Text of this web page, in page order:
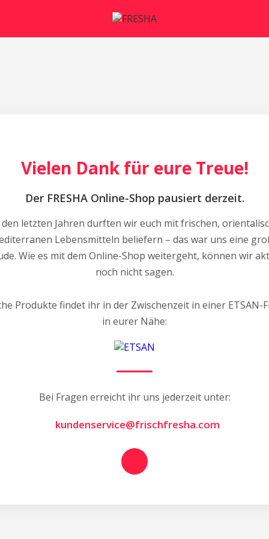
Vielen Dank für eure Treue!
Der FRESHA Online-Shop pausiert derzeit.
letzten Jahren durften wir euch mit frischen,
Lebensmitteln beliefern – das war uns eine
Wie es mit dem Online-Shop weitergeht, können wir
noch nicht sagen.
Produkte findet ihr in der Zwischenzeit in einer ETSAN-
in eurer Nähe:
Bei Fragen erreicht ihr uns jederzeit unter:
kundenservice@frischfresha.com